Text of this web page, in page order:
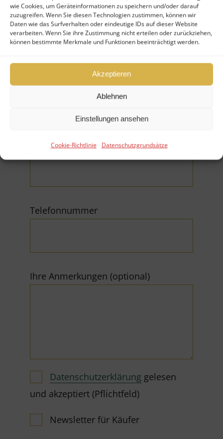
wie Cookies, um Geräteinformationen zu speichern und/oder darauf
zuzugreifen. Wenn Sie diesen Technologien zustimmen, können wir
Daten wie das Surfverhalten oder eindeutige IDs auf dieser Website
verarbeiten. Wenn Sie ihre Zustimmung nicht erteilen oder zurückziehen,
können bestimmte Merkmale und Funktionen beeinträchtigt werden.
Akzeptieren
Ablehnen
Einstellungen ansehen
Cookie-Richtlinie Datenschutzgrundsätze
Ihr Nachname (*Pflichtfeld)
E-Mail (*Pflichtfeld)
Telefonnummer
Ihre Anmerkungen (optional)
Datenschutzerklärung gelesen
und akzeptiert (Pflichtfeld)
Newsletter für Käufer